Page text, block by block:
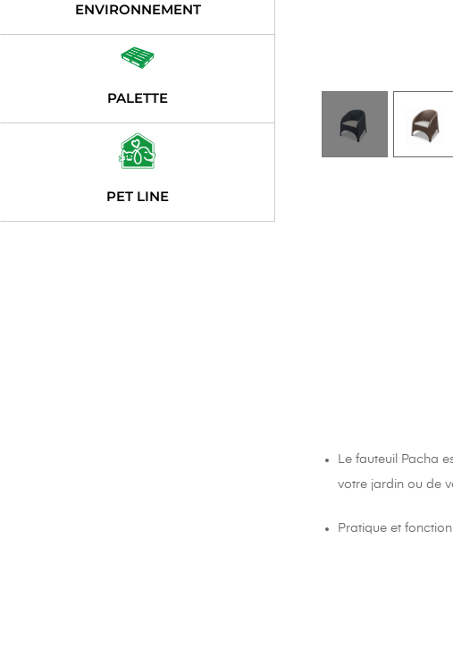
Le fauteuil Pacha
votre jardin ou de
Pratique et
ENVIRONNEMENT
PALETTE
PET LINE